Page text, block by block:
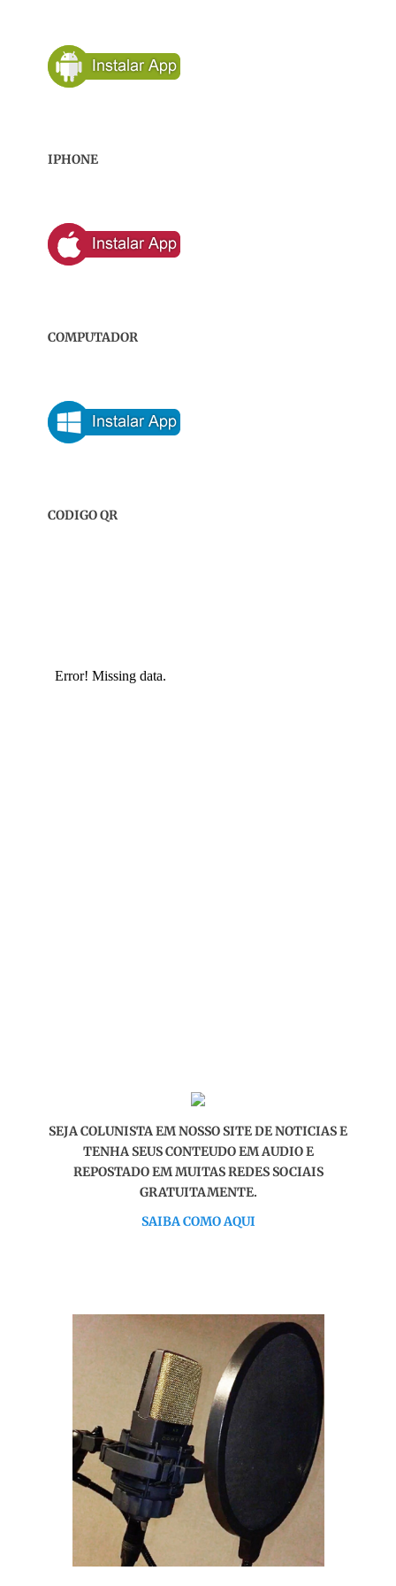
IPHONE
COMPUTADOR
CODIGO QR
SEJA COLUNISTA EM NOSSO SITE DE NOTICIAS E
TENHA SEUS CONTEUDO EM AUDIO E
REPOSTADO EM MUITAS REDES SOCIAIS
GRATUITAMENTE.
SAIBA COMO AQUI